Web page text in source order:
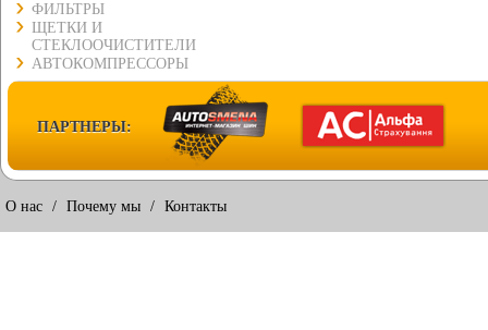
ФИЛЬТРЫ
ЩЕТКИ И
СТЕКЛООЧИСТИТЕЛИ
АВТОКОМПРЕССОРЫ
ПАРТНЕРЫ:
О нас / Почему мы / Контакты